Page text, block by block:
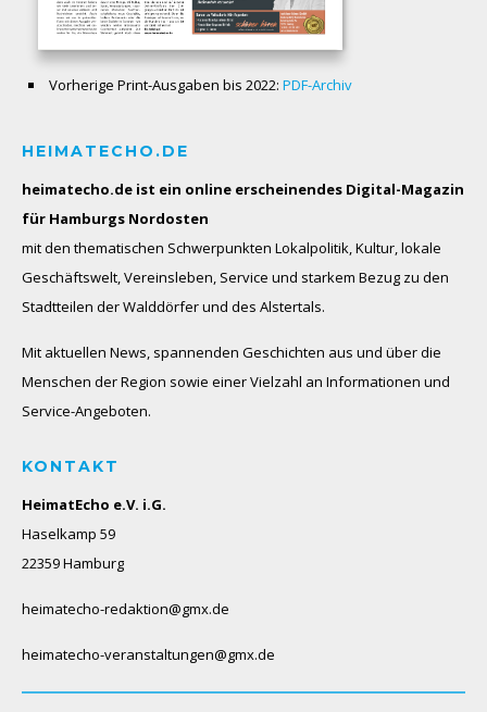
Vorherige Print-Ausgaben bis 2022: PDF-Archiv
HEIMATECHO.DE
heimatecho.de ist ein online erscheinendes Digital-Magazin
für Hamburgs Nordosten
mit den thematischen Schwerpunkten Lokalpolitik, Kultur, lokale
Geschäftswelt, Vereinsleben, Service und starkem Bezug zu den
Stadtteilen der Walddörfer und des Alstertals.
Mit aktuellen News, spannenden Geschichten aus und über die
Menschen der Region sowie einer Vielzahl an Informationen und
Service-Angeboten.
KONTAKT
HeimatEcho e.V. i.G.
Haselkamp 59
22359 Hamburg
heimatecho-redaktion@gmx.de
heimatecho-veranstaltungen@gmx.de